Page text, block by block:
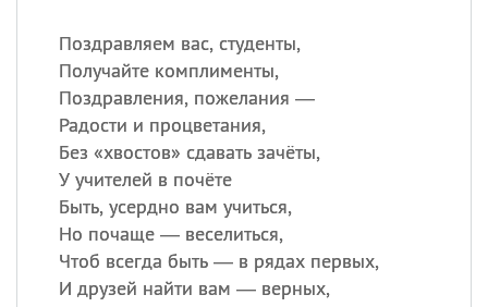
Поздравляем вас, студенты,
Получайте комплименты,
Поздравления, пожелания —
Радости и процветания,
Без «хвостов» сдавать зачёты,
У учителей в почёте
Быть, усердно вам учиться,
Но почаще — веселиться,
Чтоб всегда быть — в рядах первых,
И друзей найти вам — верных,